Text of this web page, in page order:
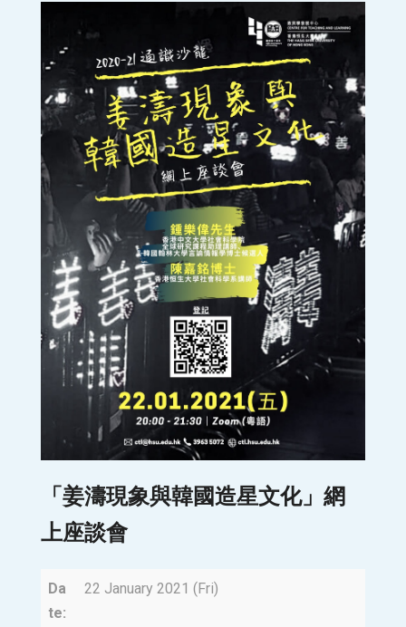
「姜濤現象與韓國造星文化」網
上座談會
Da
te:
22 January 2021 (Fri)